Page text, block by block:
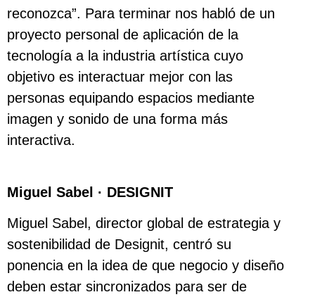
reconozca”. Para terminar nos habló de un
proyecto personal de aplicación de la
tecnología a la industria artística cuyo
objetivo es interactuar mejor con las
personas equipando espacios mediante
imagen y sonido de una forma más
interactiva.
Miguel Sabel · DESIGNIT
Miguel Sabel, director global de estrategia y
sostenibilidad de Designit, centró su
ponencia en la idea de que negocio y diseño
deben estar sincronizados para ser de